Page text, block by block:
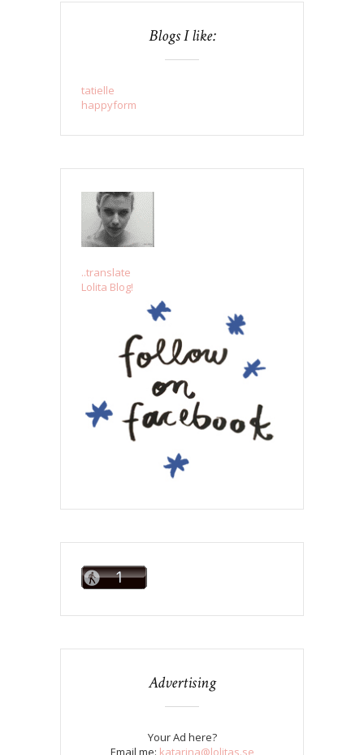
Blogs I like:
tatielle
happyform
..translate
Lolita Blog!
Advertising
Your Ad here?
Email me: katarina@lolitas.se